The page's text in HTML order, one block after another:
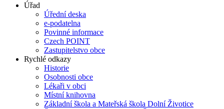
Úřad
Úřední deska
e-podatelna
Povinné informace
Czech POINT
Zastupitelstvo obce
Rychlé odkazy
Historie
Osobnosti obce
Lékaři v obci
Místní knihovna
Základní škola a Mateřská škola Dolní Životice